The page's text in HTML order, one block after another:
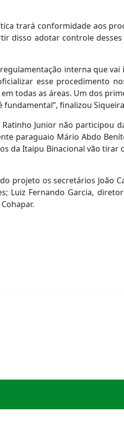
trará conformidade aos
disso adotar controle
interna que
esse procedimento
todas as áreas. Um dos
fundamental”, finalizou
Junior não participou
paraguaio Mário Abdo
da Itaipu Binacional vão
projeto os secretários João
Luiz Fernando Garcia,